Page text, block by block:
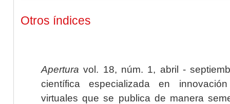
Otros índices
Apertura vol. 18, núm. 1, abril -
científica especializada en
virtuales que se publica de manera